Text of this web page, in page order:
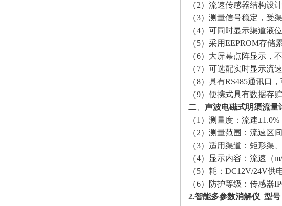
（2）流速传感器结构设
（3）测量信号稳定，受
（4）可同时显示渠道液
（5）采用EEPROM存储
（6）大屏幕点阵显示，
（7）可选配实时显示流
（8）具有RS485通讯口
（9）便携式具有数据存
二、 声波电磁式明渠流量
（1）测量度：流速±1.0%
（2）测量范围：流速区间
（3）适用渠道：矩形渠
（4）显示内容：流速（
（5）耗：DC12V/24V供
（6）防护等级：传感器
2.智能多参数消解仪 型号